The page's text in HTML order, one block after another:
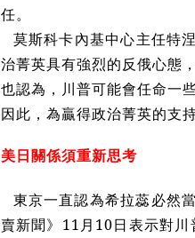
任。
莫斯科卡內基中心主任特
治菁英具有強烈的反俄心態
也認為，川普可能會任命一
因此，為贏得政治菁英的支
美日關係須重新思考
東京一直認為希拉蕊必然
賣新聞》11月10日表示對